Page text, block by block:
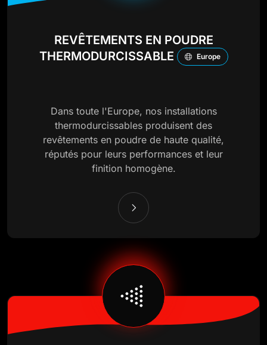
REVÊTEMENTS EN POUDRE
THERMODURCISSABLE
Europe
Dans toute l'Europe, nos installations
thermodurcissables produisent des
revêtements en poudre de haute qualité,
réputés pour leurs performances et leur
finition homogène.